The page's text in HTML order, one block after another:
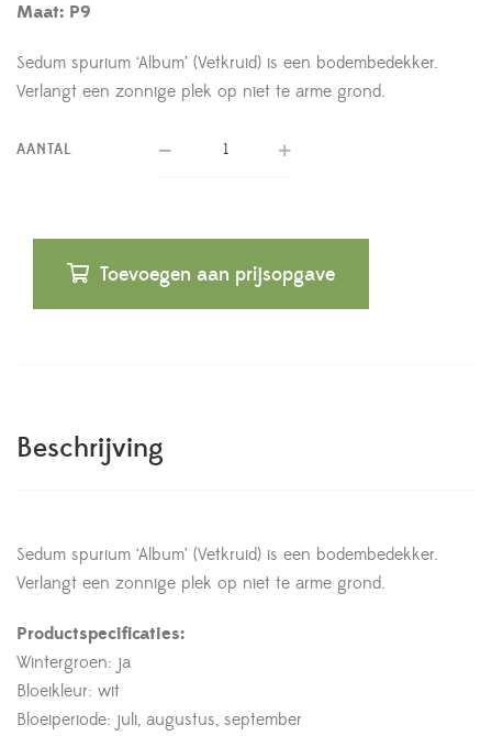
Maat: P9
Sedum spurium ‘Album’ (Vetkruid) is een bodembedekker.
Verlangt een zonnige plek op niet te arme grond.
AANTAL
Toevoegen aan prijsopgave
Beschrijving
Sedum spurium ‘Album’ (Vetkruid) is een bodembedekker.
Verlangt een zonnige plek op niet te arme grond.
Productspecificaties:
Wintergroen: ja
Bloeikleur: wit
Bloeiperiode: juli, augustus, september